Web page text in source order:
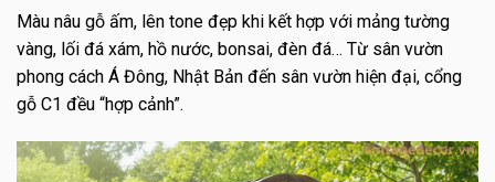
Màu nâu gỗ ấm, lên tone đẹp khi kết hợp với mảng tường
vàng, lối đá xám, hồ nước, bonsai, đèn đá… Từ sân vườn
phong cách Á Đông, Nhật Bản đến sân vườn hiện đại, cổng
gỗ C1 đều “hợp cảnh”.